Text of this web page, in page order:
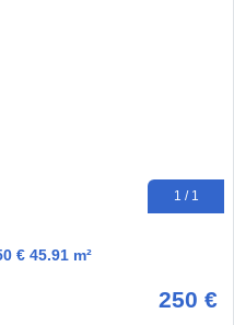
1 / 1
€ 45.91 m²
250 €